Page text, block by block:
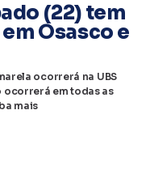
(22) tem
Osasco e
ocorrerá na UBS
ocorrerá em todas as
mais